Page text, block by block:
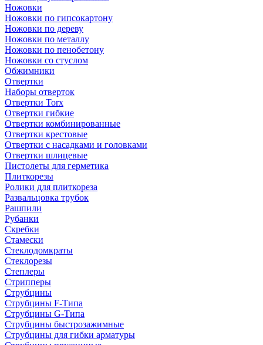
Ножовки
Ножовки по гипсокартону
Ножовки по дереву
Ножовки по металлу
Ножовки по пенобетону
Ножовки со стуслом
Обжимники
Отвертки
Наборы отверток
Отвертки Torx
Отвертки гибкие
Отвертки комбинированные
Отвертки крестовые
Отвертки с насадками и головками
Отвертки шлицевые
Пистолеты для герметика
Плиткорезы
Ролики для плиткореза
Развальцовка трубок
Рашпили
Рубанки
Скребки
Стамески
Стеклодомкраты
Стеклорезы
Степлеры
Стрипперы
Струбцины
Струбцины F-Типа
Струбцины G-Типа
Струбцины быстрозажимные
Струбцины для гибки арматуры